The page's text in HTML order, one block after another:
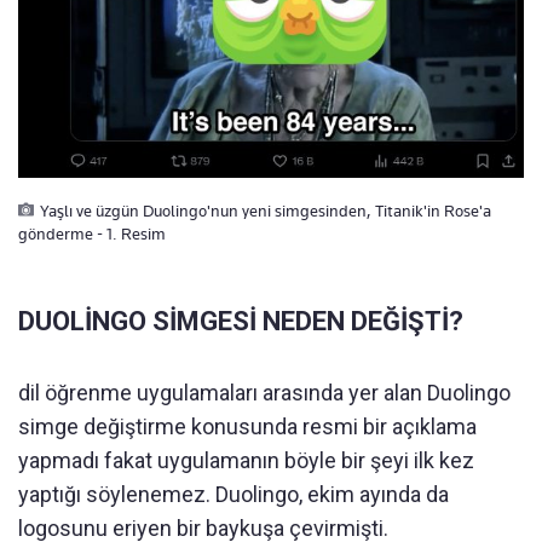
Yaşlı ve üzgün Duolingo'nun yeni simgesinden, Titanik'in Rose'a
gönderme - 1. Resim
DUOLİNGO SİMGESİ NEDEN DEĞİŞTİ?
dil öğrenme uygulamaları arasında yer alan Duolingo
simge değiştirme konusunda resmi bir açıklama
yapmadı fakat uygulamanın böyle bir şeyi ilk kez
yaptığı söylenemez. Duolingo, ekim ayında da
logosunu eriyen bir baykuşa çevirmişti.